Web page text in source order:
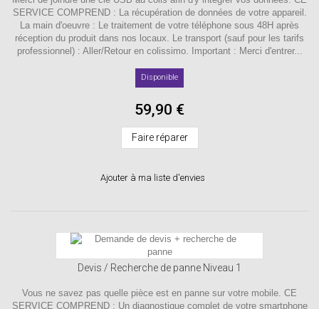
SERVICE COMPREND : La récupération de données de votre appareil.
La main d'oeuvre : Le traitement de votre téléphone sous 48H après
réception du produit dans nos locaux. Le transport (sauf pour les tarifs
professionnel) : Aller/Retour en colissimo. Important : Merci d'entrer...
Disponible
59,90 €
Faire réparer
Ajouter à ma liste d'envies
Devis / Recherche de panne Niveau 1
Vous ne savez pas quelle pièce est en panne sur votre mobile. CE
SERVICE COMPREND : Un diagnostique complet de votre smartphone